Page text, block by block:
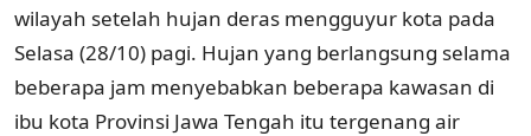
wilayah setelah hujan deras mengguyur kota pada
Selasa (28/10) pagi. Hujan yang berlangsung selama
beberapa jam menyebabkan beberapa kawasan di
ibu kota Provinsi Jawa Tengah itu tergenang air